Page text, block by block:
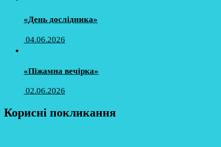
«День дослідника»
04.06.2026
«Піжамна вечірка»
02.06.2026
Корисні покликання